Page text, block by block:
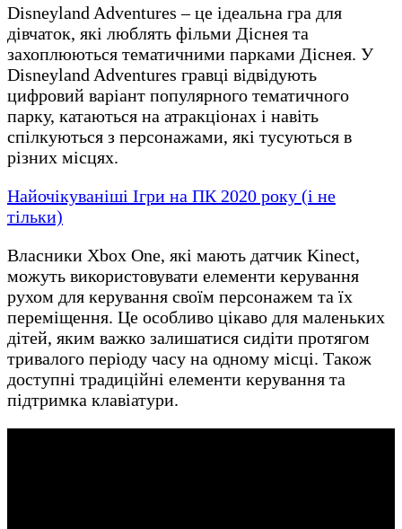
Disneyland Adventures – це ідеальна гра для
дівчаток, які люблять фільми Діснея та
захоплюються тематичними парками Діснея. У
Disneyland Adventures гравці відвідують
цифровий варіант популярного тематичного
парку, катаються на атракціонах і навіть
спілкуються з персонажами, які тусуються в
різних місцях.
Найочікуваніші Ігри на ПК 2020 року (і не
тільки)
Власники Xbox One, які мають датчик Kinect,
можуть використовувати елементи керування
рухом для керування своїм персонажем та їх
переміщення. Це особливо цікаво для маленьких
дітей, яким важко залишатися сидіти протягом
тривалого періоду часу на одному місці. Також
доступні традиційні елементи керування та
підтримка клавіатури.